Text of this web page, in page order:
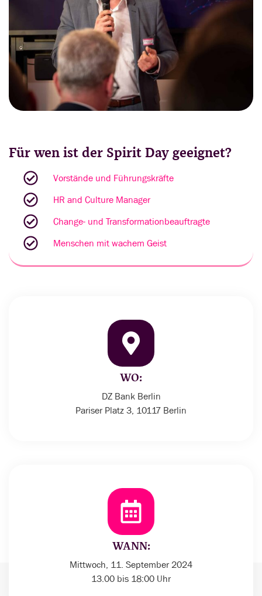
Für wen ist der Spirit Day geeignet?
Vorstände und Führungskräfte
HR and Culture Manager
Change- und Transformationbeauftragte
Menschen mit wachem Geist
WO:
DZ Bank Berlin
Pariser Platz 3, 10117 Berlin
WANN:
Mittwoch, 11. September 2024
13.00 bis 18:00 Uhr